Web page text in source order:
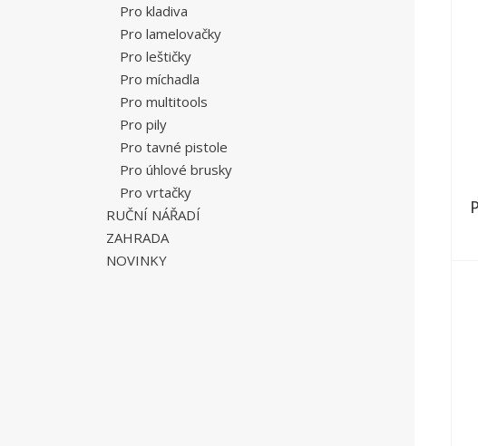
Pro kladiva
Pro lamelovačky
Pro leštičky
Pro míchadla
Pro multitools
Pro pily
Pro tavné pistole
Pro úhlové brusky
Pro vrtačky
RUČNÍ NÁŘADÍ
ZAHRADA
NOVINKY